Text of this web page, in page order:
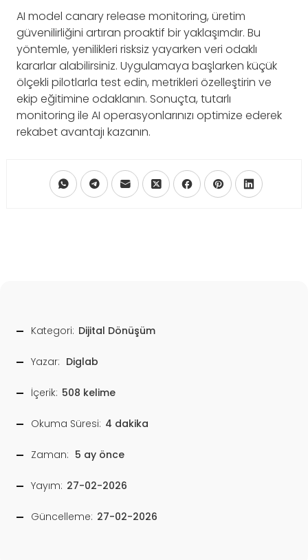
AI model canary release monitoring, üretim
güvenilirliğini artıran proaktif bir yaklaşımdır. Bu
yöntemle, yenilikleri risksiz yayarken veri odaklı
kararlar alabilirsiniz. Uygulamaya başlarken küçük
ölçekli pilotlarla test edin, metrikleri özelleştirin ve
ekip eğitimine odaklanın. Sonuçta, tutarlı
monitoring ile AI operasyonlarınızı optimize ederek
rekabet avantajı kazanın.
Kategori: Dijital Dönüşüm
Yazar: Diglab
İçerik: 508 kelime
Okuma Süresi: 4 dakika
Zaman: 5 ay önce
Yayım: 27-02-2026
Güncelleme: 27-02-2026